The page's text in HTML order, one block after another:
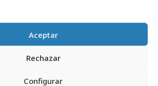
Aceptar
Rechazar
Configurar